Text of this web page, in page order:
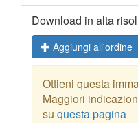
Download in alta
Aggiungi all'ordine
Ottieni questa
Maggiori
su questa pagina